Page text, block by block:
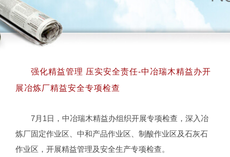
强化精益管理 压实安全责任-中冶瑞木精益办开
展冶炼厂精益安全专项检查
7月1日，中冶瑞木精益办组织开展专项检查，深入冶
炼厂固定作业区、中和产品作业区、制酸作业区及石灰石
作业区，开展精益管理及安全生产专项检查。